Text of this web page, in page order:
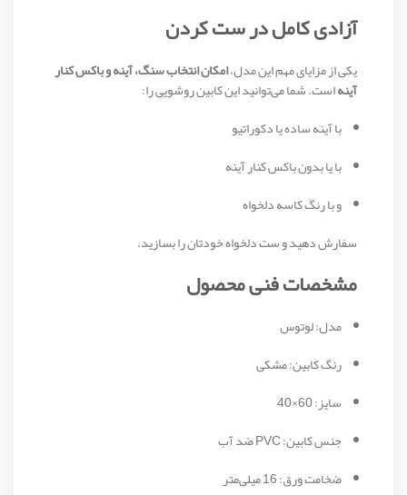
آزادی کامل در ست کردن
یکی از مزایای مهم این مدل،امکان انتخاب سنگ، آینه و باکس کنار
آینهاست. شما می‌توانید این کابین روشویی را:
با آینه ساده یا دکوراتیو
با یا بدون باکس کنار آینه
و با رنگ کاسه دلخواه
سفارش دهید و ست دلخواه خودتان را بسازید.
مشخصات فنی محصول
مدل: لوتوس
رنگ کابین: مشکی
سایز: 60×40
جنس کابین: PVC ضد آب
ضخامت ورق: 16 میلی‌متر